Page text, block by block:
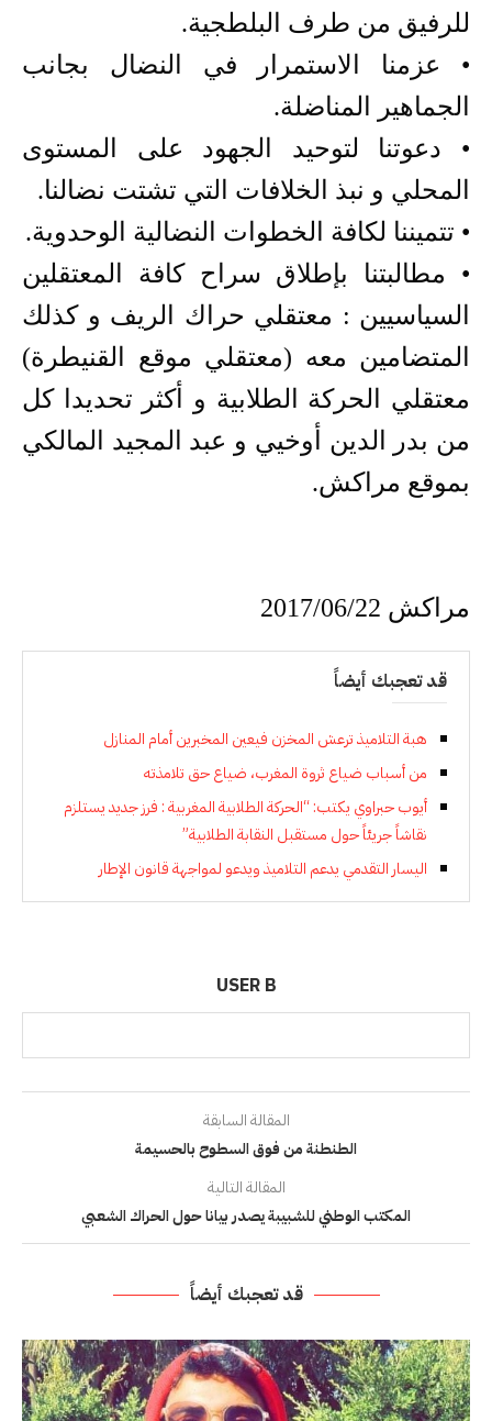
للرفيق من طرف البلطجية.
• عزمنا الاستمرار في النضال بجانب
الجماهير المناضلة.
• دعوتنا لتوحيد الجهود على المستوى
المحلي و نبذ الخلافات التي تشتت نضالنا.
• تتميننا لكافة الخطوات النضالية الوحدوية.
• مطالبتنا بإطلاق سراح كافة المعتقلين
السياسيين : معتقلي حراك الريف و كذلك
المتضامين معه (معتقلي موقع القنيطرة)
معتقلي الحركة الطلابية و أكثر تحديدا كل
من بدر الدين أوخيي و عبد المجيد المالكي
بموقع مراكش.
مراكش 2017/06/22
قد تعجبك أيضاً
هبة التلاميذ ترعش المخزن فيعين المخبرين أمام المنازل
من أسباب ضياع ثروة المغرب، ضياع حق تلامذته
أيوب حبراوي يكتب: “الحركة الطلابية المغربية : فرز جديد يستلزم
نقاشاً جريئاً حول مستقبل النقابة الطلابية”
اليسار التقدمي يدعم التلاميذ ويدعو لمواجهة قانون الإطار
USER B
المقالة السابقة
الطنطنة من فوق السطوح بالحسيمة
المقالة التالية
المكتب الوطني للشبيبة يصدر بيانا حول الحراك الشعبي
قد تعجبك أيضاً